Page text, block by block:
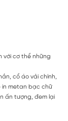
với cơ thể những
cổ áo vải chính,
in metan bạc chữ
ấn tượng, đem lại